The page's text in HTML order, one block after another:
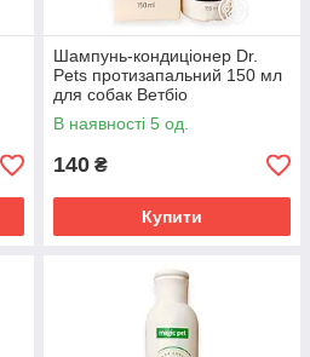
Шампунь-кондиціонер Dr.
Pets протизапальний 150 мл
для собак Ветбіо
В наявності 5 од.
140 ₴
Купити